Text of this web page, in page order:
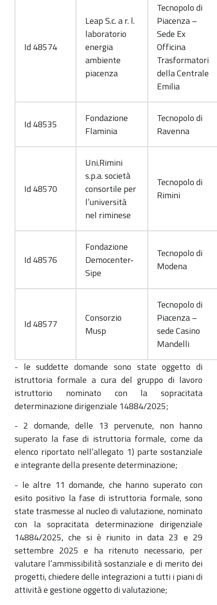
Id 48574
Leap S.c. a r. l.
laboratorio
energia
ambiente
piacenza
Tecnopolo di
Piacenza –
Sede Ex
Officina
Trasformatori
della Centrale
Emilia
Id 48535
Fondazione
Flaminia
Tecnopolo di
Ravenna
Id 48570
Uni.Rimini
s.p.a. società
consortile per
l’università
nel riminese
Tecnopolo di
Rimini
Id 48576
Fondazione
Democenter-
Sipe
Tecnopolo di
Modena
Id 48577
Consorzio
Musp
Tecnopolo di
Piacenza –
sede Casino
Mandelli
- le suddette domande sono state oggetto di
istruttoria formale a cura del gruppo di lavoro
istruttorio nominato con la sopracitata
determinazione dirigenziale 14884/2025;
- 2 domande, delle 13 pervenute, non hanno
superato la fase di istruttoria formale, come da
elenco riportato nell’allegato 1) parte sostanziale
e integrante della presente determinazione;
- le altre 11 domande, che hanno superato con
esito positivo la fase di istruttoria formale, sono
state trasmesse al nucleo di valutazione, nominato
con la sopracitata determinazione dirigenziale
14884/2025, che si è riunito in data 23 e 29
settembre 2025 e ha ritenuto necessario, per
valutare l’ammissibilità sostanziale e di merito dei
progetti, chiedere delle integrazioni a tutti i piani di
attività e gestione oggetto di valutazione;